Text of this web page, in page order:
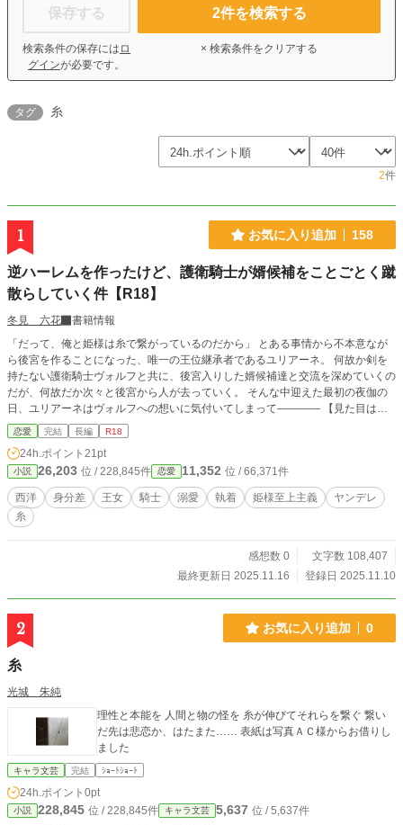
保存する
検索条件の保存には ロ
グインが必要です。
2件を検索する
× 検索条件をクリアする
タグ 糸
2件
1 お気に入り追加 158
逆ハーレムを作ったけど、護衛騎士が婿候補をことごとく蹴
散らしていく件【R18】
冬見 六花
書籍情報
「だって、俺と姫様は糸で繋がっているのだから」 とある事情から不本意なが
ら後宮を作ることになった、唯一の王位継承者であるユリアーネ。 何故か剣を
持たない護衛騎士ヴォルフと共に、後宮入りした婿候補達と交流を深めていくの
だが、何故だか次々と後宮から人が去っていく。 そんな中迎えた最初の夜伽の
日、ユリアーネはヴォルフへの想いに気付いてしまって―――― 【見た目は深
窓の令嬢な勇ましい実直王女 × 姫様の傍にいる以外の幸せを知らない護衛騎
士】
恋愛 完結 長編 R18
24h.ポイント 21pt
小説 26,203 位 / 228,845件 恋愛 11,352 位 / 66,371件
西洋 身分差 王女 騎士 溺愛 執着 姫様至上主義
ヤンデレ
糸
感想数 0
文字数 108,407
最終更新日 2025.11.16
登録日 2025.11.10
2 お気に入り追加 0
糸
光城 朱純
理性と本能を 人間と物の怪を 糸が伸びてそれらを繋ぐ 繋い
だ先は悲恋か、はたまた…… 表紙は写真ＡＣ様からお借りし
ました
キャラ文芸 完結 ｼｮｰﾄｼｮｰﾄ
24h.ポイント 0pt
小説 228,845 位 / 228,845件 キャラ文芸 5,637 位 / 5,637件